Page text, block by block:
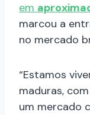
em
marcou a
no mercado
“Estamos
maduras,
um mercado